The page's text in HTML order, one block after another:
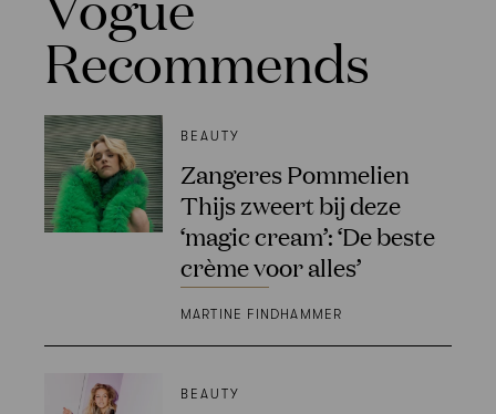
Recommends
BEAUTY
Zangeres Pommelien
Thijs zweert bij deze
‘magic cream’: ‘De beste
crème voor alles’
MARTINE FINDHAMMER
BEAUTY